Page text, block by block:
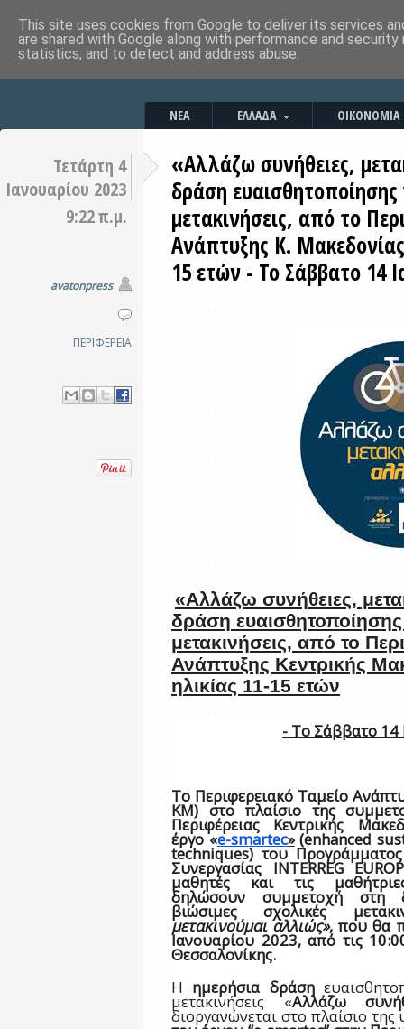
ΝΕΑ ΕΛΛΑΔΑ ΟΙΚΟΝΟΜΙΑ
Τετάρτη 4
Ιανουαρίου 2023
9:22 π.μ.
avatonpress
ΠΕΡΙΦΕΡΕΙΑ
«Αλλάζω συνήθειες,
δράση ευαισθητοποίησης
μετακινήσεις, από το
Ανάπτυξης Κ.
15 ετών - Το Σάββατο 14
«Αλλάζω συνήθειες,
δράση ευαισθητοποίησης
μετακινήσεις, από το
Ανάπτυξης Κεντρικής
ηλικίας 11-15 ετών
- Το Σάββατο 14
Το Περιφερειακό Ταμείο
ΚΜ) στο πλαίσιο της
Περιφέρειας Κεντρικής
έργο«e-smartec» (enhanced
techniques) του
Συνεργασίας INTERREG
μαθητές και τις
δηλώσουν συμμετοχή στη
βιώσιμες σχολικές
μετακινούμαι αλλιώς»,που θα
Ιανουαρίου 2023, από τις
Θεσσαλονίκης.
Η ημερήσια δράση
μετακινήσεις «Αλλάζω
διοργανώνεται στο πλαίσιο
This site uses cookies from Google to deliver its services
are shared with Google along with performance and
statistics, and to detect and address abuse.